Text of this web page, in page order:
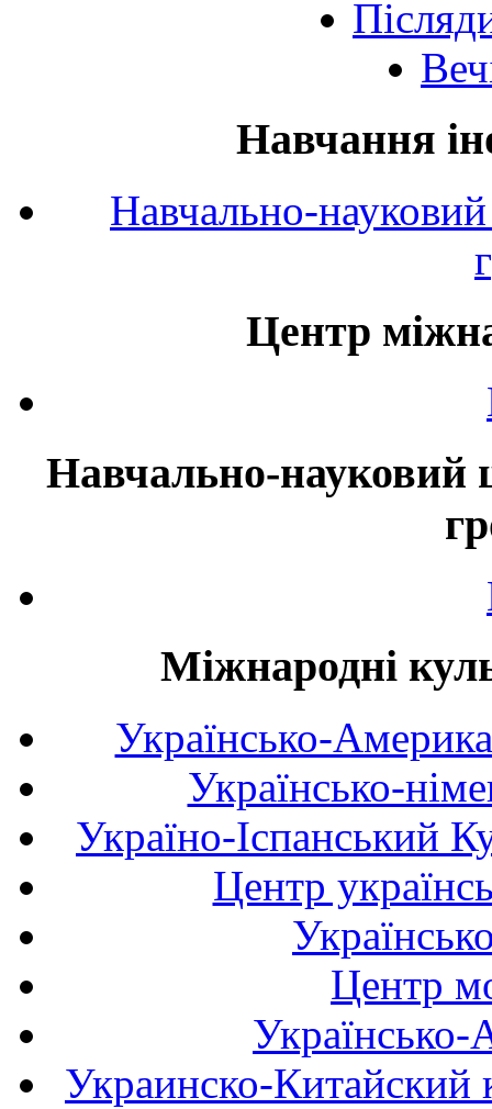
Навчання
Навчально-
Центр
Навчально-науковий
Міжнародні
Українсько-
Українсько-
Україно-Іспанський
Центр
Центр
Українсько-
Украинско-Китайский